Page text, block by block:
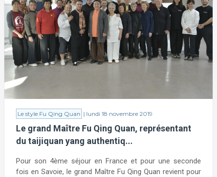
Le style Fu Qing Quan | lundi 18 novembre 2019
Le grand Maître Fu Qing Quan, représentant
du taijiquan yang authentiq...
Pour son 4ème séjour en France et pour une seconde
fois en Savoie, le grand Maître Fu Qing Quan revient pour